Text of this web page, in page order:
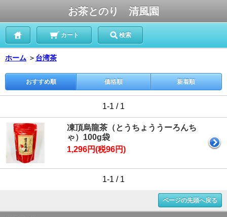
お茶とのり 清風園
カート 検索
ホーム ＞ 台湾茶
おすすめ順 価格順 新着順
1-1 / 1
凍頂烏龍茶（とうちょううーろんち
ゃ）100g袋
1,296円(税96円)
1-1 / 1
ページの先頭へ戻る